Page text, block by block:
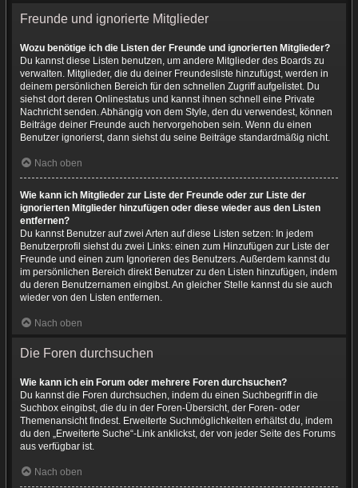
Freunde und ignorierte Mitglieder
Wozu benötige ich die Listen der Freunde und ignorierten Mitglieder?
Du kannst diese Listen benutzen, um andere Mitglieder des Boards zu
verwalten. Mitglieder, die du deiner Freundesliste hinzufügst, werden in
deinem persönlichen Bereich für den schnellen Zugriff aufgelistet. Du
siehst dort deren Onlinestatus und kannst ihnen schnell eine Private
Nachricht senden. Abhängig von dem Style, den du verwendest, können
Beiträge deiner Freunde auch hervorgehoben sein. Wenn du einen
Benutzer ignorierst, dann siehst du seine Beiträge standardmäßig nicht.
Nach oben
Wie kann ich Mitglieder zur Liste der Freunde oder zur Liste der
ignorierten Mitglieder hinzufügen oder diese wieder aus den Listen
entfernen?
Du kannst Benutzer auf zwei Arten auf diese Listen setzen: In jedem
Benutzerprofil siehst du zwei Links: einen zum Hinzufügen zur Liste der
Freunde und einen zum Ignorieren des Benutzers. Außerdem kannst du
im persönlichen Bereich direkt Benutzer zu den Listen hinzufügen, indem
du deren Benutzernamen eingibst. An gleicher Stelle kannst du sie auch
wieder von den Listen entfernen.
Nach oben
Die Foren durchsuchen
Wie kann ich ein Forum oder mehrere Foren durchsuchen?
Du kannst die Foren durchsuchen, indem du einen Suchbegriff in die
Suchbox eingibst, die du in der Foren-Übersicht, der Foren- oder
Themenansicht findest. Erweiterte Suchmöglichkeiten erhältst du, indem
du den „Erweiterte Suche“-Link anklickst, der von jeder Seite des Forums
aus verfügbar ist.
Nach oben